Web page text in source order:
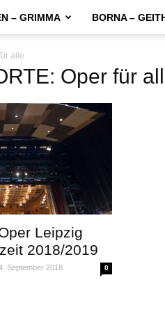
– GRIMMA BORNA –
alle
Oper für
Leipzig
2018/2019
September 2018 0